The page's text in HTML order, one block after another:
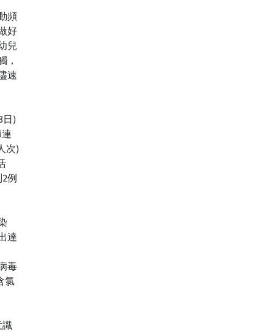
頻
好
兒
，
速
日)
次)
例
達
毒
氯
識